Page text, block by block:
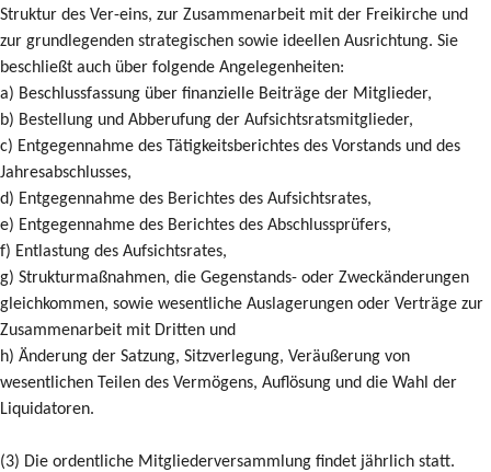
Struktur des Ver-eins, zur Zusammenarbeit mit der Freikirche und
zur grundlegenden strategischen sowie ideellen Ausrichtung. Sie
beschließt auch über folgende Angelegenheiten:
a) Beschlussfassung über finanzielle Beiträge der Mitglieder,
b) Bestellung und Abberufung der Aufsichtsratsmitglieder,
c) Entgegennahme des Tätigkeitsberichtes des Vorstands und des
Jahresabschlusses,
d) Entgegennahme des Berichtes des Aufsichtsrates,
e) Entgegennahme des Berichtes des Abschlussprüfers,
f) Entlastung des Aufsichtsrates,
g) Strukturmaßnahmen, die Gegenstands- oder Zweckänderungen
gleichkommen, sowie wesentliche Auslagerungen oder Verträge zur
Zusammenarbeit mit Dritten und
h) Änderung der Satzung, Sitzverlegung, Veräußerung von
wesentlichen Teilen des Vermögens, Auflösung und die Wahl der
Liquidatoren.
(3) Die ordentliche Mitgliederversammlung findet jährlich statt.